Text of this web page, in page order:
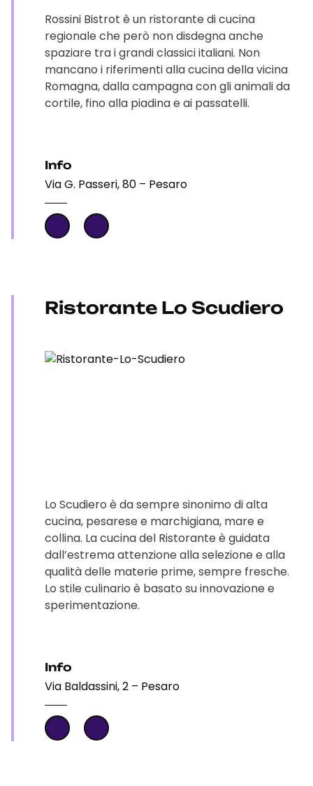
Rossini Bistrot è un ristorante di cucina
regionale che però non disdegna anche
spaziare tra i grandi classici italiani. Non
mancano i riferimenti alla cucina della vicina
Romagna, dalla campagna con gli animali da
cortile, fino alla piadina e ai passatelli.
Info
Via G. Passeri, 80 – Pesaro
Ristorante Lo Scudiero
Lo Scudiero è da sempre sinonimo di alta
cucina, pesarese e marchigiana, mare e
collina. La cucina del Ristorante è guidata
dall’estrema attenzione alla selezione e alla
qualità delle materie prime, sempre fresche.
Lo stile culinario è basato su innovazione e
sperimentazione.
Info
Via Baldassini, 2 – Pesaro